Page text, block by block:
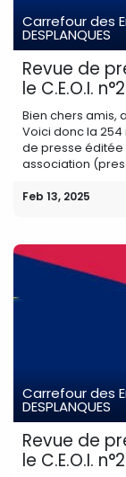
Carrefour des
DESPLANQUES
Revue de
le C.E.O.I.
Bien chers amis,
Voici donc la
de presse
association
Feb 13, 2025
Carrefour des
DESPLANQUES
Revue de
le C.E.O.I.